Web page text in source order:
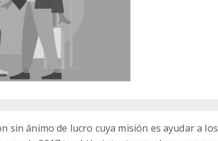
sin ánimo de lucro cuya misión es ayudar a los